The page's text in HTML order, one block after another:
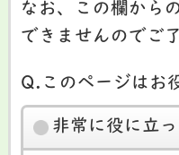
なお、この欄から
できませんのでご
Q.このページはお
非常に役に立っ